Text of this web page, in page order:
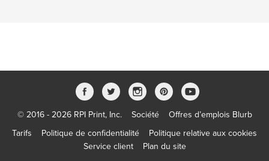
© 2016 - 2026 RPI Print, Inc. Société
Offres d’emplois Blurb
Tarifs
Politique de confidentialité
Politique relative aux cookies
Service client
Plan du site